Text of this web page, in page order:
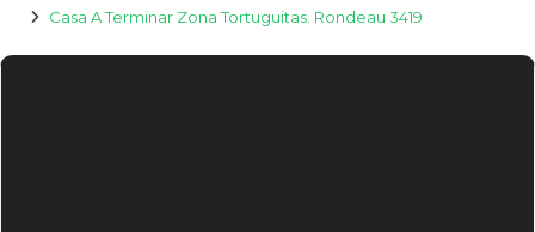
Casa A Terminar Zona Tortuguitas. Rondeau 3419